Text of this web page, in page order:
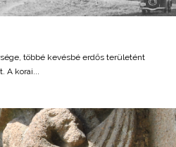
többé kevésbé erdős területént
A korai...